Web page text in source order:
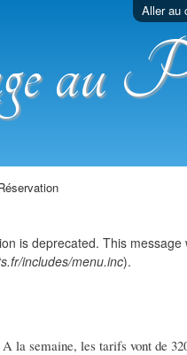
Aller au
au
is deprecated. This
includes/menu.inc).
A la semaine, les tarifs vont de